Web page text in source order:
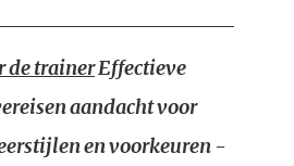
de trainerEffectieve
aandacht voor
en voorkeuren -